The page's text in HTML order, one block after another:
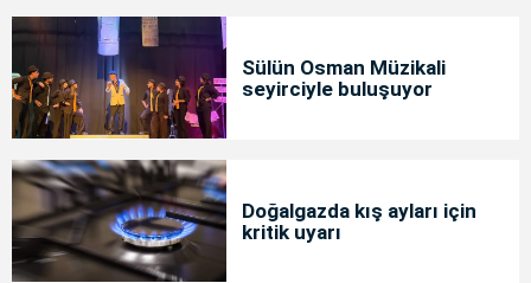
Sülün Osman Müzikali
seyirciyle buluşuyor
Doğalgazda kış ayları için
kritik uyarı